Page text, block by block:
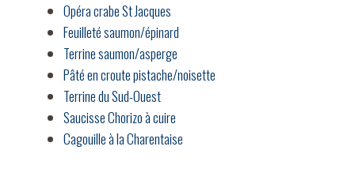
Opéra crabe St Jacques
Feuilleté saumon/épinard
Terrine saumon/asperge
Pâté en croute pistache/noisette
Terrine du Sud-Ouest
Saucisse Chorizo à cuire
Cagouille à la Charentaise